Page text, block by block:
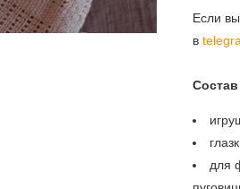
Если
в
Состав
для